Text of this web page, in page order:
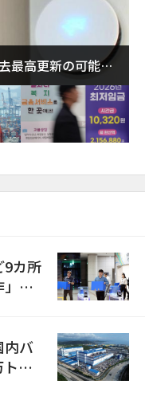
最高更新の可能性
9カ所
の
内バ
ン